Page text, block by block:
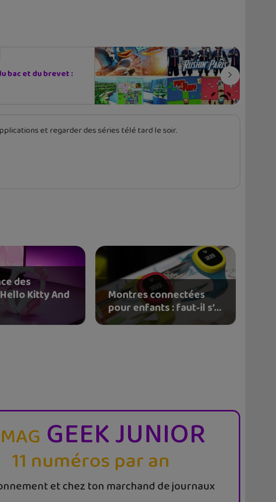
bac et du brevet :
et regarder des séries télé tard le soir.
des
Kitty And Montres connectées
pour enfants : faut-il s’...
GEEK JUNIOR
11 numéros par an
et chez ton marchand de journaux